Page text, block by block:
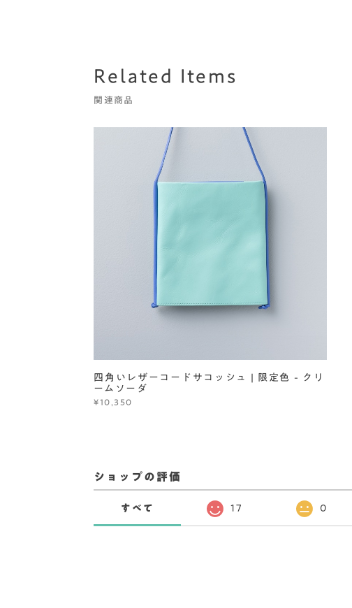
Related Items
関連商品
四角いレザーコードサコッシュ | 限定色 - クリ
ームソーダ
¥10,350
ショップの評価
すべて 17 0